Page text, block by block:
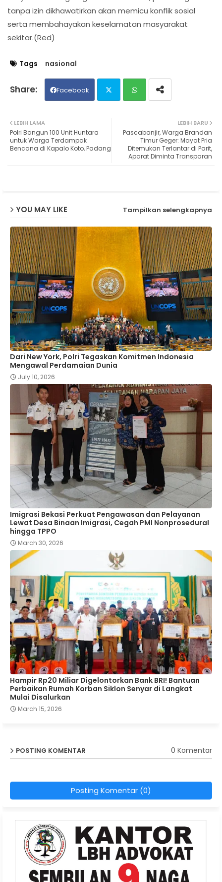
tanpa izin dikhawatirkan akan memicu konflik sosial
serta membahayakan keselamatan masyarakat
sekitar.(Red)
Tags nasional
Facebook
ats
ap
LEBIH BARU
Pascabanjir, Warga Brandan
Timur Geger: Mayat Pria
Ditemukan Terlantar di Parit,
Aparat Diminta Transparan
LEBIH LAMA
Polri Bangun 100 Unit Huntara
untuk Warga Terdampak
Bencana di Kapalo Koto, Padang
YOU MAY LIKE Tampilkan selengkapnya
Dari New York, Polri Tegaskan Komitmen Indonesia
Mengawal Perdamaian Dunia
July 10, 2026
Imigrasi Bekasi Perkuat Pengawasan dan Pelayanan
Lewat Desa Binaan Imigrasi, Cegah PMI Nonprosedural
hingga TPPO
March 30, 2026
Hampir Rp20 Miliar Digelontorkan Bank BRI! Bantuan
Perbaikan Rumah Korban Siklon Senyar di Langkat
Mulai Disalurkan
March 15, 2026
POSTING KOMENTAR 0 Komentar
Posting Komentar (0)